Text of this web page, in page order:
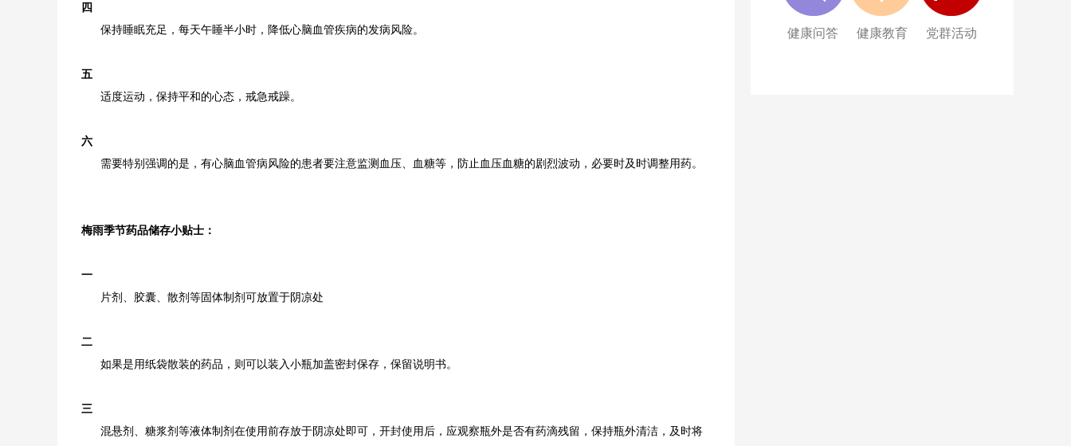
健康问答 健康教育 党群活动
四
保持睡眠充足，每天午睡半小时，降低心脑血管疾病的发病风险。
五
适度运动，保持平和的心态，戒急戒躁。
六
需要特别强调的是，有心脑血管病风险的患者要注意监测血压、血糖等，防止血压血糖的剧烈波动，必要时及时调整用药。
梅雨季节药品储存小贴士：
一
片剂、胶囊、散剂等固体制剂可放置于阴凉处
二
如果是用纸袋散装的药品，则可以装入小瓶加盖密封保存，保留说明书。
三
混悬剂、糖浆剂等液体制剂在使用前存放于阴凉处即可，开封使用后，应观察瓶外是否有药滴残留，保持瓶外清洁，及时将